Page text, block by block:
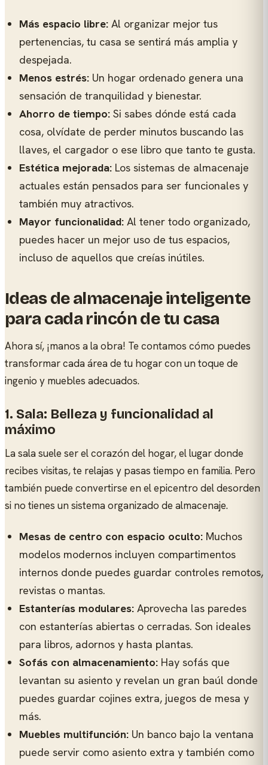
Más espacio libre: Al organizar mejor tus
pertenencias, tu casa se sentirá más amplia y
despejada.
Menos estrés: Un hogar ordenado genera una
sensación de tranquilidad y bienestar.
Ahorro de tiempo: Si sabes dónde está cada
cosa, olvídate de perder minutos buscando las
llaves, el cargador o ese libro que tanto te gusta.
Estética mejorada: Los sistemas de almacenaje
actuales están pensados para ser funcionales y
también muy atractivos.
Mayor funcionalidad: Al tener todo organizado,
puedes hacer un mejor uso de tus espacios,
incluso de aquellos que creías inútiles.
Ideas de almacenaje inteligente
para cada rincón de tu casa
Ahora sí, ¡manos a la obra! Te contamos cómo puedes
transformar cada área de tu hogar con un toque de
ingenio y muebles adecuados.
1. Sala: Belleza y funcionalidad al
máximo
La sala suele ser el corazón del hogar, el lugar donde
recibes visitas, te relajas y pasas tiempo en familia. Pero
también puede convertirse en el epicentro del desorden
si no tienes un sistema organizado de almacenaje.
Mesas de centro con espacio oculto: Muchos
modelos modernos incluyen compartimentos
internos donde puedes guardar controles remotos,
revistas o mantas.
Estanterías modulares: Aprovecha las paredes
con estanterías abiertas o cerradas. Son ideales
para libros, adornos y hasta plantas.
Sofás con almacenamiento: Hay sofás que
levantan su asiento y revelan un gran baúl donde
puedes guardar cojines extra, juegos de mesa y
más.
Muebles multifunción: Un banco bajo la ventana
puede servir como asiento extra y también como